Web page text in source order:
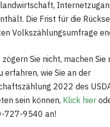
Die Frist für die
Volkszählungsumfrage
zögern Sie nicht, machen
erfahren, wie Sie an der
2022 des
sein können, Klick hier
727-9540 an!